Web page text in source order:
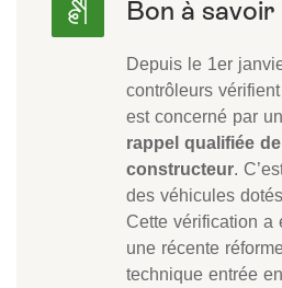
Depuis le 1er
contrôleurs
est concerné par
rappel qualifiée
constructeur.
des véhicules
Cette vérification a
une récente
technique entrée